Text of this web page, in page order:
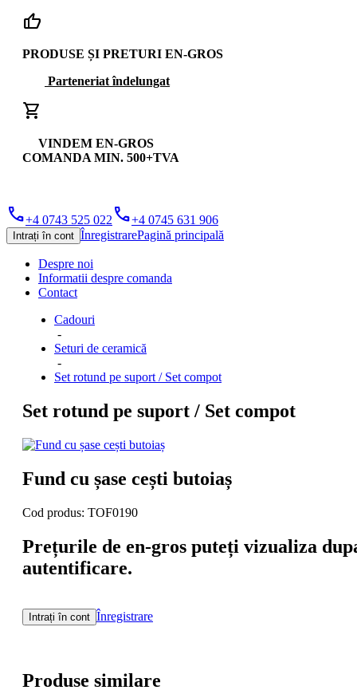
thumb_up
PRODUSE ȘI PRETURI EN-GROS
Parteneriat îndelungat
shopping_cart
VINDEM EN-GROS
COMANDA MIN. 500+TVA
phone+4 0743 525 022 phone+4 0745 631 906
Intrați în cont ÎnregistrarePagină principală
Despre noi
Informatii despre comanda
Contact
Cadouri
-
Seturi de ceramică
-
Set rotund pe suport / Set compot
Set rotund pe suport / Set compot
Fund cu șase cești butoiaș
Cod produs: TOF0190
Prețurile de en-gros puteți vizualiza
autentificare.
Intrați în cont Înregistrare
Produse similare